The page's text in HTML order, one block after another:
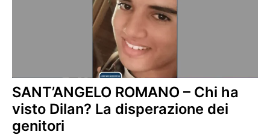
SANT’ANGELO ROMANO – Chi ha
visto Dilan? La disperazione dei
genitori